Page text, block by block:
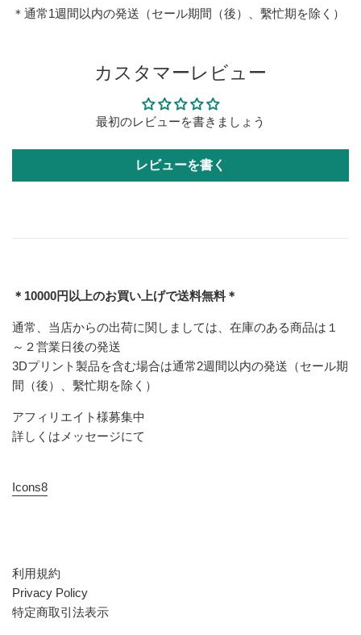
＊通常1週間以内の発送（セール期間（後）、繫忙期を除く）
カスタマーレビュー
最初のレビューを書きましょう
レビューを書く
＊10000円以上のお買い上げで送料無料＊
通常、当店からの出荷に関しましては、在庫のある商品は１
～２営業日後の発送
3Dプリント製品を含む場合は通常2週間以内の発送（セール期
間（後）、繫忙期を除く）
アフィリエイト様募集中
詳しくはメッセージにて
Icons8
利用規約
Privacy Policy
特定商取引法表示